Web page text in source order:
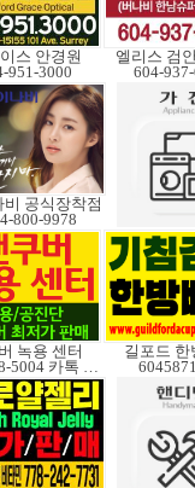
스 안경원
951-3000
엘리스 검
604-
비 공식장착점
800-9978
녹용 센터
604-828-5004 카톡 Elkcanada
길포드 한